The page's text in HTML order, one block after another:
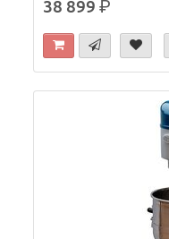
38 899р.